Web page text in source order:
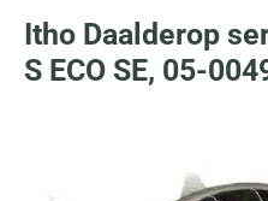
Itho Daalderop
S ECO SE, 05-